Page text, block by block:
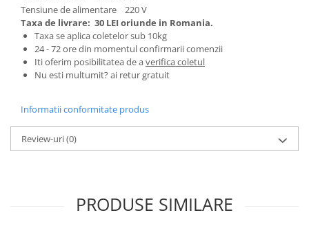
Unelte altoit
Unelte manuale de gradina -
Stropitori
Folie si plase pt plante
Masini batut stalpi
Pentru Casa si Camping
Aragaze, plite, piese butelii de
Tensiune de alimentare 220 V
Taxa de livrare: 30 LEI oriunde in Romania.
Taxa se aplica coletelor sub 10kg
24 - 72 ore din momentul confirmarii comenzii
Iti oferim posibilitatea de averifica coletul
Nu esti multumit? ai retur gratuit
Informatii conformitate produs
Review-uri(0)
PRODUSE SIMILARE